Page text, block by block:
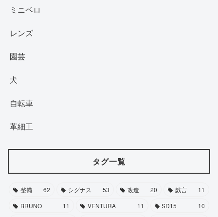
ミニベロ
レンズ
園芸
犬
自転車
革細工
タグ一覧
整備 62 シグナス 53 改造 20 戯言
11
BRUNO
11 VENTURA 11 SD15
10